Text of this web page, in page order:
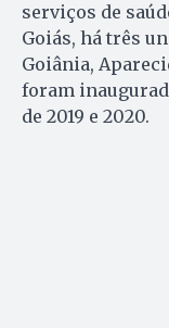
serviços de
Goiás, há três
Goiânia,
foram
de 2019 e 2020.